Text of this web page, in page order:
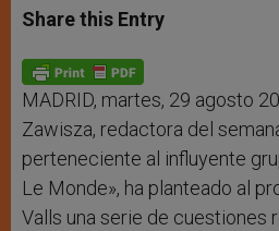
t
s
p
p
s
e
g
e
r
e
b
o
k
Share this Entry
MADRID, martes, 29 agosto
Zawisza, redactora del
perteneciente al influyente
Le Monde», ha planteado al
Valls una serie de cuestiones